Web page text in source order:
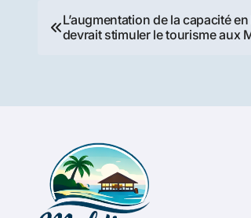
Navigation
L’augmentation de la capacité
devrait stimuler le tourisme aux